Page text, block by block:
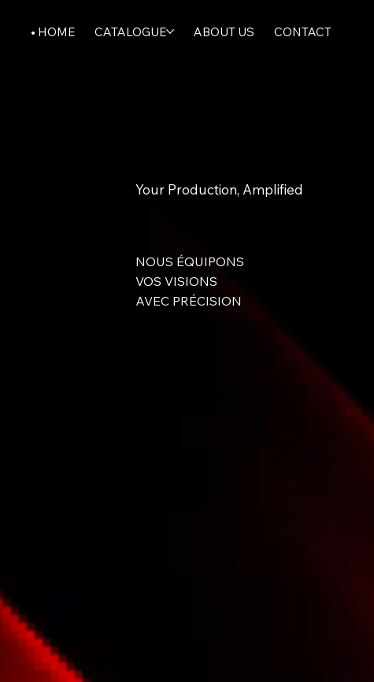
HOME CATALOGUE ABOUT US CONTACT
Your Production, Amplified
NOUS ÉQUIPONS
VOS VISIONS
AVEC PRÉCISION